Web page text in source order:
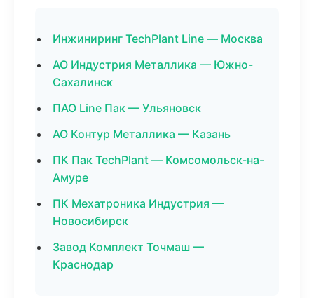
Инжиниринг TechPlant Line — Москва
АО Индустрия Металлика — Южно-
Сахалинск
ПАО Line Пак — Ульяновск
АО Контур Металлика — Казань
ПК Пак TechPlant — Комсомольск-на-
Амуре
ПК Мехатроника Индустрия —
Новосибирск
Завод Комплект Точмаш —
Краснодар